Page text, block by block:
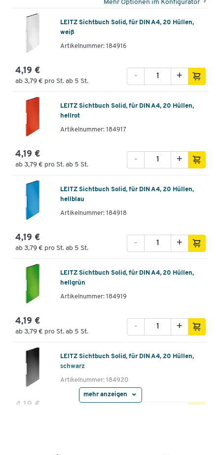
Mehr Optionen im Konfigurator
LEITZ Sichtbuch Solid, für DIN A4, 20 Hüllen,
weiß
Artikelnummer: 184916
4,19 €
ab 3,79 € pro St. ab 5 St.
+
-
LEITZ Sichtbuch Solid, für DIN A4, 20 Hüllen,
hellrot
Artikelnummer: 184917
4,19 €
ab 3,79 € pro St. ab 5 St.
+
-
LEITZ Sichtbuch Solid, für DIN A4, 20 Hüllen,
hellblau
Artikelnummer: 184918
4,19 €
ab 3,79 € pro St. ab 5 St.
+
-
LEITZ Sichtbuch Solid, für DIN A4, 20 Hüllen,
hellgrün
Artikelnummer: 184919
4,19 €
ab 3,79 € pro St. ab 5 St.
+
-
LEITZ Sichtbuch Solid, für DIN A4, 20 Hüllen,
schwarz
Artikelnummer: 184920
4,19 €
mehr anzeigen